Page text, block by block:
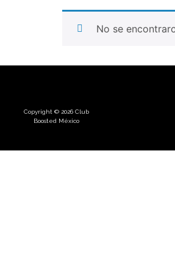
No se
Copyright © 2026 Club
Boosted México